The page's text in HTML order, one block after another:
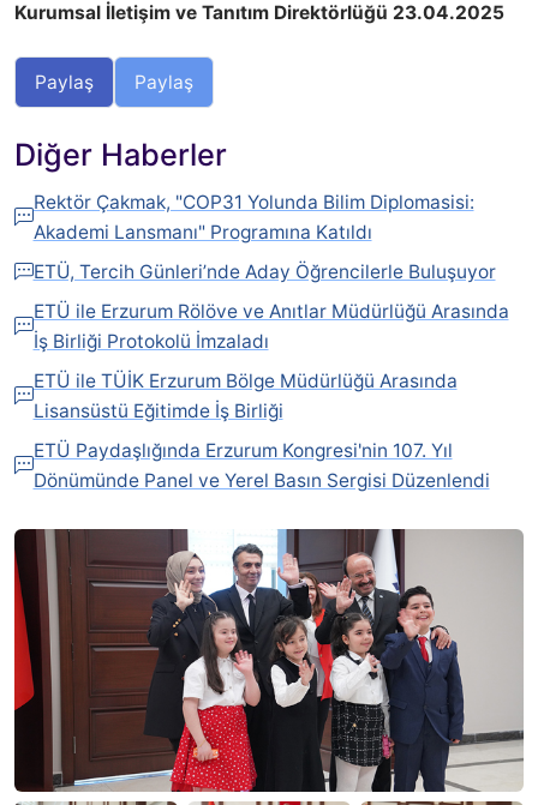
Kurumsal İletişim ve Tanıtım Direktörlüğü 23.04.2025
Paylaş Paylaş
Diğer Haberler
Rektör Çakmak, "COP31 Yolunda Bilim Diplomasisi:
Akademi Lansmanı" Programına Katıldı
ETÜ, Tercih Günleri’nde Aday Öğrencilerle Buluşuyor
ETÜ ile Erzurum Rölöve ve Anıtlar Müdürlüğü Arasında
İş Birliği Protokolü İmzaladı
ETÜ ile TÜİK Erzurum Bölge Müdürlüğü Arasında
Lisansüstü Eğitimde İş Birliği
ETÜ Paydaşlığında Erzurum Kongresi'nin 107. Yıl
Dönümünde Panel ve Yerel Basın Sergisi Düzenlendi